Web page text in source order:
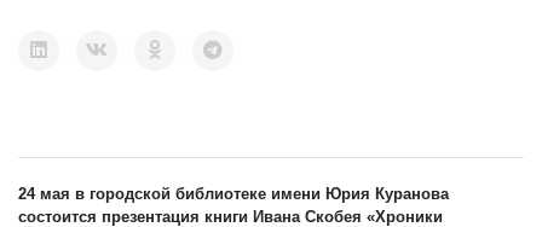
24 мая в городской библиотеке имени Юрия Куранова
состоится презентация книги Ивана Скобея «Хроники